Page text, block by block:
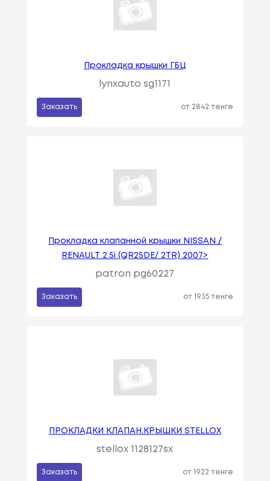
Прокладка крышки ГБЦ
lynxauto sg1171
Заказать от 2842 тенге
Прокладка клапанной крышки NISSAN /
RENAULT 2.5i (QR25DE/ 2TR) 2007>
patron pg60227
Заказать от 1935 тенге
ПРОКЛАДКИ КЛАПАН.КРЫШКИ STELLOX
stellox 1128127sx
Заказать от 1922 тенге